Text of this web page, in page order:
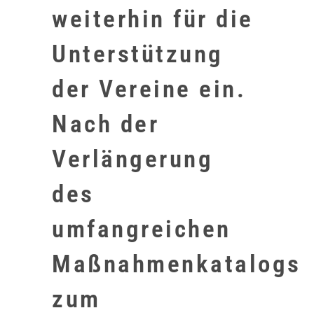
weiterhin für die
Unterstützung
der Vereine ein.
Nach der
Verlängerung
des
umfangreichen
Maßnahmenkatalogs
zum